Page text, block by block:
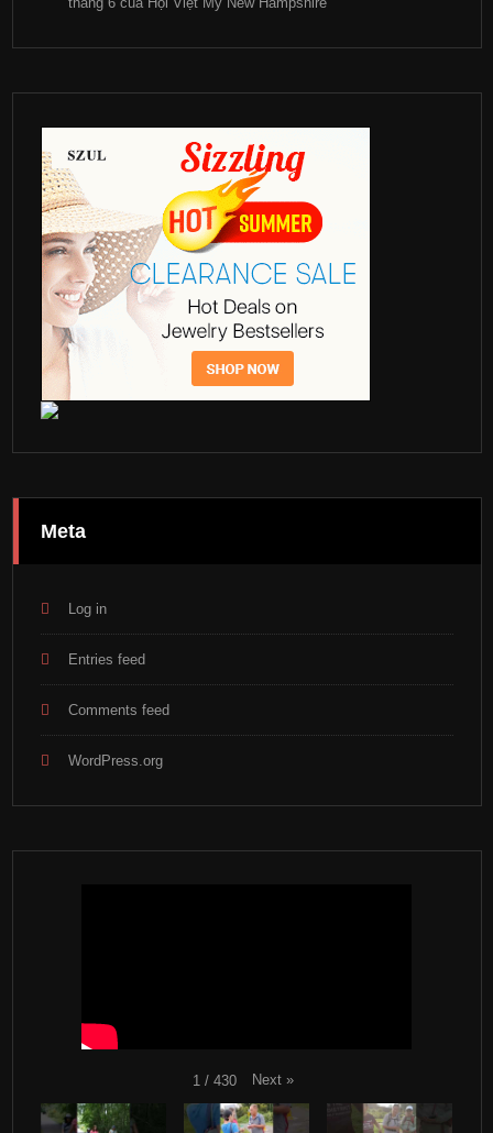
Meta
Log in
Entries feed
Comments feed
WordPress.org
1 / 430 Next »